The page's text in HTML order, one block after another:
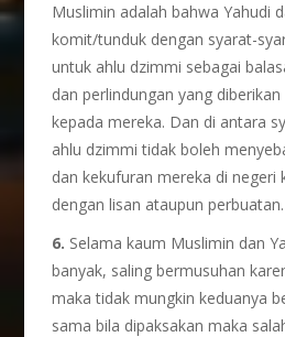
Muslimin adalah bahwa Yahudi
komit/tunduk dengan syarat-
untuk ahlu dzimmi sebagai
dan perlindungan yang
kepada mereka. Dan di antara
ahlu dzimmi tidak boleh
dan kekufuran mereka di negeri
dengan lisan ataupun perbuatan.
6. Selama kaum Muslimin dan
banyak, saling bermusuhan
maka tidak mungkin keduanya
sama bila dipaksakan maka